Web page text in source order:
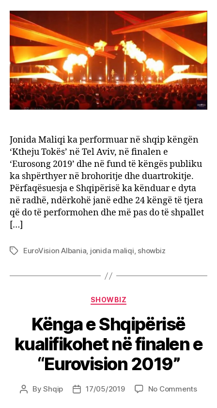
Maliqi
ndez
flakë
në
Jonida Maliqi ka performuar në shqip këngën
‘Ktheju Tokës’ në Tel Aviv, në finalen e
‘Eurosong 2019’ dhe në fund të këngës publiku
ka shpërthyer në brohoritje dhe duartrokitje.
Përfaqësuesja e Shqipërisë ka kënduar e dyta
në radhë, ndërkohë janë edhe 24 këngë të tjera
që do të performohen dhe më pas do të shpallet
[…]
TagsEuroVision Albania, jonida maliqi, showbiz
Categories
SHOWBIZ
Kënga e Shqipërisë
kualifikohet në finalen e
“Eurovision 2019”
PostByShqip
Post17/05/2019 No Commentson